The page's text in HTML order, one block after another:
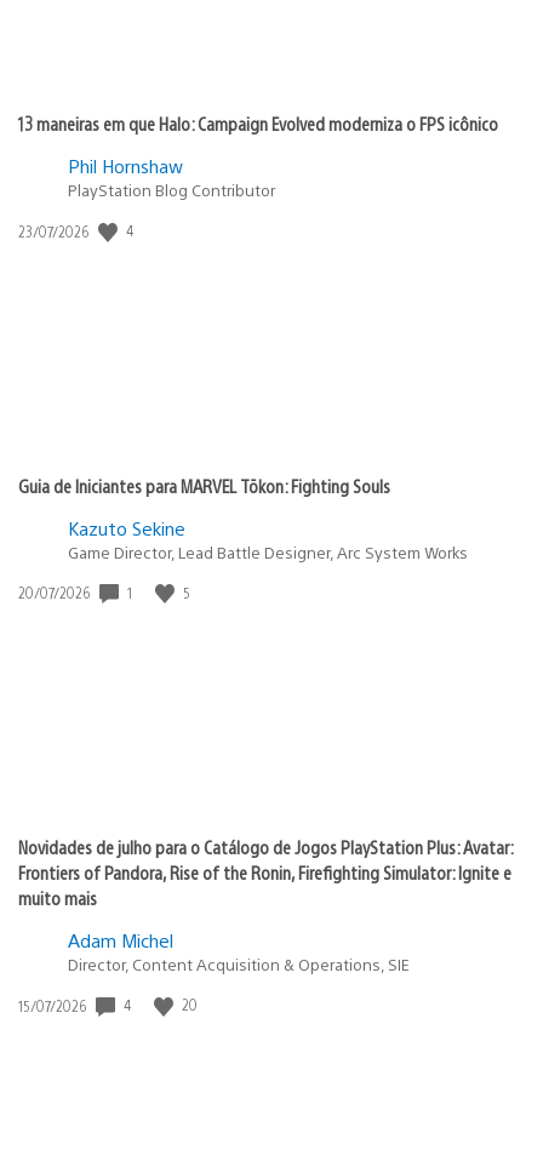
13 maneiras em que Halo: Campaign Evolved moderniza o FPS icônico
Phil Hornshaw
PlayStation Blog Contributor
Data
23/07/2026 4
Guia de Iniciantes para MARVEL Tōkon: Fighting Souls
Kazuto Sekine
Game Director, Lead Battle Designer, Arc System Works
Data
20/07/2026 1 5
Novidades de julho para o Catálogo de Jogos PlayStation Plus: Avatar:
Frontiers of Pandora, Rise of the Ronin, Firefighting Simulator: Ignite e
muito mais
Adam Michel
Director, Content Acquisition & Operations, SIE
Data
15/07/2026 4 20